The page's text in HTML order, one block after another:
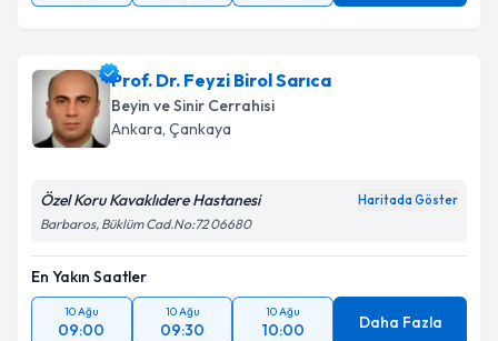
Prof. Dr. Feyzi Birol Sarıca
Beyin ve Sinir Cerrahisi
Ankara, Çankaya
Özel Koru Kavaklıdere Hastanesi Haritada Göster
Barbaros, Büklüm Cad.No:72 06680
En Yakın Saatler
10 Ağu
09:00
10 Ağu
09:30
10 Ağu
10:00 Daha Fazla